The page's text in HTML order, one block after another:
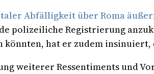
Abfälligkeit über Roma
polizeiliche Registrierung
hat er zudem insinuiert,
weiterer Ressentiments und